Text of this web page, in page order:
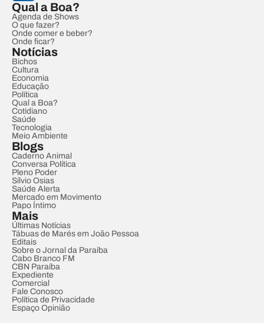
Qual a Boa?
Agenda de Shows
O que fazer?
Onde comer e beber?
Onde ficar?
Notícias
Bichos
Cultura
Economia
Educação
Política
Qual a Boa?
Cotidiano
Saúde
Tecnologia
Meio Ambiente
Blogs
Caderno Animal
Conversa Política
Pleno Poder
Sílvio Osias
Saúde Alerta
Mercado em Movimento
Papo Íntimo
Mais
Últimas Notícias
Tábuas de Marés em João Pessoa
Editais
Sobre o Jornal da Paraíba
Cabo Branco FM
CBN Paraíba
Expediente
Comercial
Fale Conosco
Política de Privacidade
Espaço Opinião